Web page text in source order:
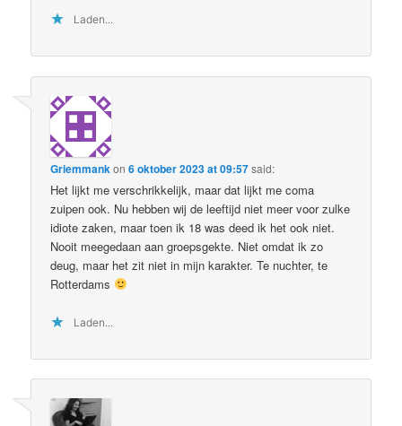
Laden...
Griemmankon6 oktober 2023 at 09:57said:
Het lijkt me verschrikkelijk, maar dat lijkt me coma
zuipen ook. Nu hebben wij de leeftijd niet meer voor zulke
idiote zaken, maar toen ik 18 was deed ik het ook niet.
Nooit meegedaan aan groepsgekte. Niet omdat ik zo
deug, maar het zit niet in mijn karakter. Te nuchter, te
Rotterdams
Laden...